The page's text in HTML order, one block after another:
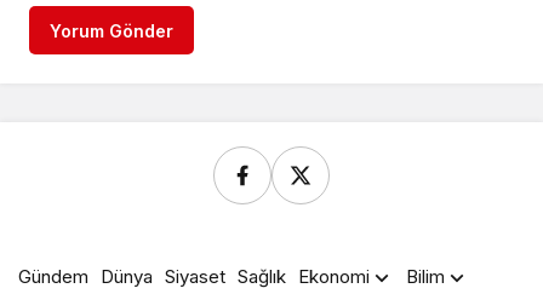
Yorum Gönder
Gündem Dünya Siyaset Sağlık Ekonomi
Bilim